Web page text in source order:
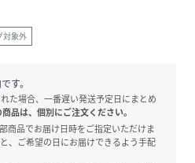
対象外
す。
た場合、一番遅い発送予定日にまとめ
品は、個別にご注文ください。
品でお届け日時をご指定いただけま
、ご希望の日にお届けできるよう手配